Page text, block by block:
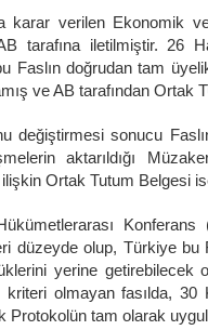
karar verilen Ekonomik
tarafına iletilmiştir. 26
Faslın doğrudan tam
ve AB tarafından Ortak
değiştirmesi sonucu
aktarıldığı
Ortak Tutum Belgesi
düzeyde olup, Türkiye bu
yerine getirebilecek
olmayan fasılda,
Protokolün tam olarak